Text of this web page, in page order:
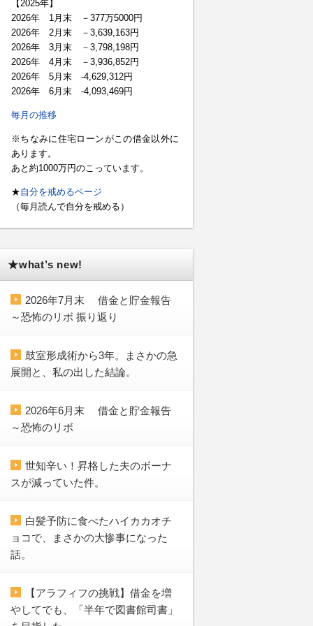
【2025年】
2026年 1月末 －377万5000円
2026年 2月末 －3,639,163円
2026年 3月末 －3,798,198円
2026年 4月末 －3,936,852円
2026年 5月末 -4,629,312円
2026年 6月末 -4,093,469円
毎月の推移
※ちなみに住宅ローンがこの借金以外に
あります。
あと約1000万円のこっています。
★自分を戒めるページ
（毎月読んで自分を戒める）
★what’s new!
2026年7月末 借金と貯金報告
～恐怖のリボ 振り返り
鼓室形成術から3年。まさかの急
展開と、私の出した結論。
2026年6月末 借金と貯金報告
～恐怖のリボ
世知辛い！昇格した夫のボーナ
スが減っていた件。
白髪予防に食べたハイカカオチ
ョコで、まさかの大惨事になった
話。
【アラフィフの挑戦】借金を増
やしてでも、「半年で図書館司書」